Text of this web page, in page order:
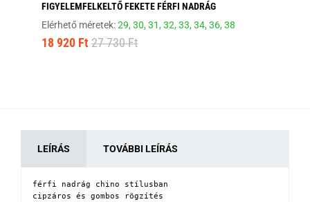
FIGYELEMFELKELTŐ FEKETE FÉRFI NADRÁG
Elérhető méretek:29,30,31,32,33,34,36,38
18 920 Ft 27 730 Ft
LEÍRÁS TOVÁBBI LEÍRÁS
férfi nadrág chino stílusban
cipzáros és gombos rögzítés